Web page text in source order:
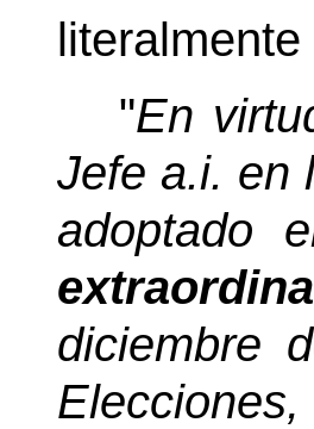
"En
Jefe a.i. en
adoptado
diciembre